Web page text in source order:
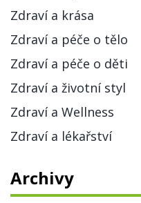
Zdraví a krása
Zdraví a péče o tělo
Zdraví a péče o děti
Zdraví a životní styl
Zdraví a Wellness
Zdraví a lékařství
Archivy